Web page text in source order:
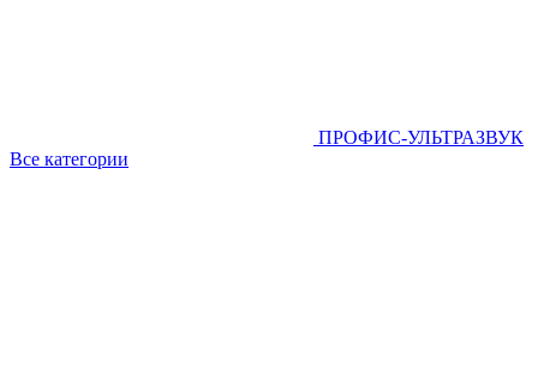
ПРОФИС-УЛЬТРАЗВУК
Все категории